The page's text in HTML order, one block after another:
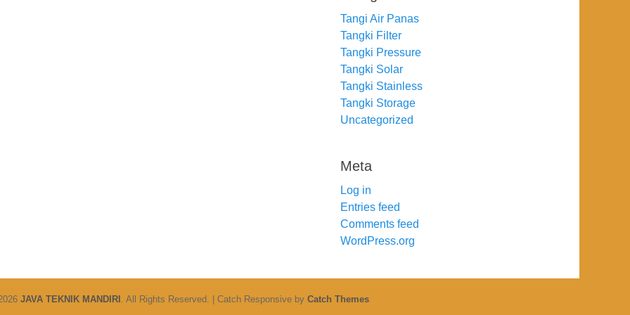
Tangi Air Panas
Tangki Filter
Tangki Pressure
Tangki Solar
Tangki Stainless
Tangki Storage
Uncategorized
Meta
Log in
Entries feed
Comments feed
WordPress.org
JAVA TEKNIK MANDIRI . All Rights Reserved. | Catch Responsive by Catch Themes